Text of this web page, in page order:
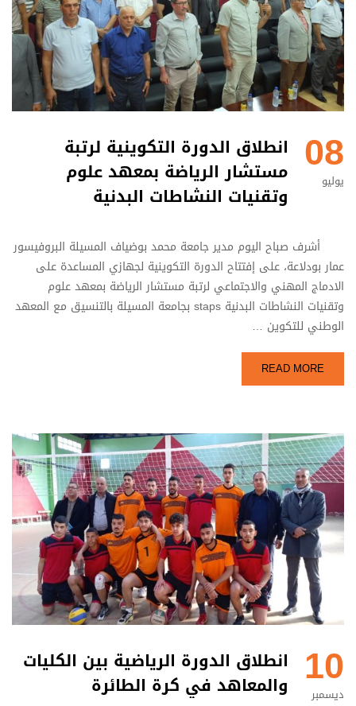
08
يوليو
انطلاق الدورة التكوينية لرتبة
مستشار الرياضة بمعهد علوم
وتقنيات النشاطات البدنية
أشرف صباح اليوم مدير جامعة محمد بوضياف المسيلة البروفيسور
عمار بودلاعة، على إفتتاح الدورة التكوينية لجهازي المساعدة على
الادماج المهني والاجتماعي لرتبة مستشار الرياضة بمعهد علوم
وتقنيات النشاطات البدنية staps بجامعة المسيلة بالتنسيق مع المعهد
الوطني للتكوين …
READ MORE
10
ديسمبر
انطلاق الدورة الرياضية بين الكليات
والمعاهد في كرة الطائرة